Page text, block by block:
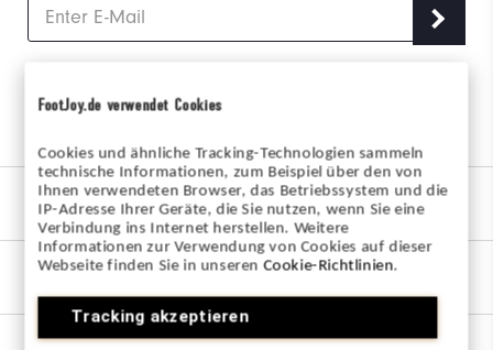
FootJoy.de verwendet Cookies
Cookies und ähnliche Tracking-Technologien sammeln
technische Informationen, zum Beispiel über den von
Ihnen verwendeten Browser, das Betriebssystem und die
IP-Adresse Ihrer Geräte, die Sie nutzen, wenn Sie eine
Verbindung ins Internet herstellen. Weitere
Informationen zur Verwendung von Cookies auf dieser
Webseite finden Sie in unserenCookie-Richtlinien.
Tracking akzeptieren
Join us on the links
Our Brand
Find My Fit